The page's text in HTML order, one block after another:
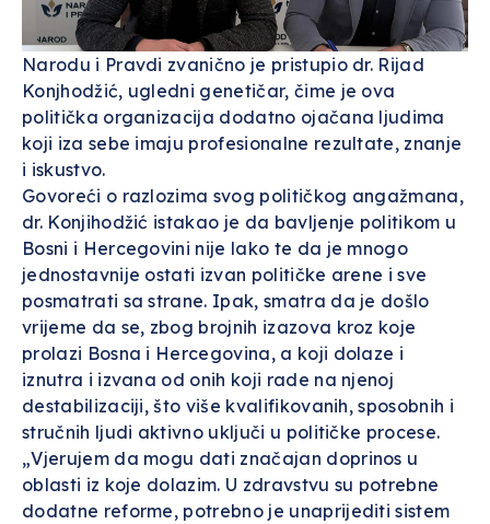
Narodu i Pravdi zvanično je pristupio dr. Rijad
Konjhodžić, ugledni genetičar, čime je ova
politička organizacija dodatno ojačana ljudima
koji iza sebe imaju profesionalne rezultate, znanje
i iskustvo.
Govoreći o razlozima svog političkog angažmana,
dr. Konjihodžić istakao je da bavljenje politikom u
Bosni i Hercegovini nije lako te da je mnogo
jednostavnije ostati izvan političke arene i sve
posmatrati sa strane. Ipak, smatra da je došlo
vrijeme da se, zbog brojnih izazova kroz koje
prolazi Bosna i Hercegovina, a koji dolaze i
iznutra i izvana od onih koji rade na njenoj
destabilizaciji, što više kvalifikovanih, sposobnih i
stručnih ljudi aktivno uključi u političke procese.
„Vjerujem da mogu dati značajan doprinos u
oblasti iz koje dolazim. U zdravstvu su potrebne
dodatne reforme, potrebno je unaprijediti sistem